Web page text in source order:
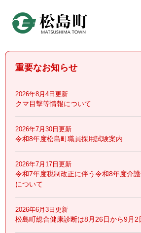
頭
重要なお知らせ
2026年8月4日更新
クマ目撃等情報について
2026年7月30日更新
令和8年度松島町職員採用試験案内
2026年7月17日更新
令和7年度税制改正に伴う令和8年度介
について
2026年6月3日更新
松島町総合健康診断は8月26日から9月2